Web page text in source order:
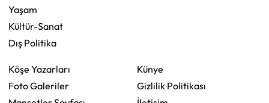
Yaşam
Kültür-Sanat
Dış Politika
Köşe Yazarları
Foto Galeriler
Künye
Gizlilik Politikası